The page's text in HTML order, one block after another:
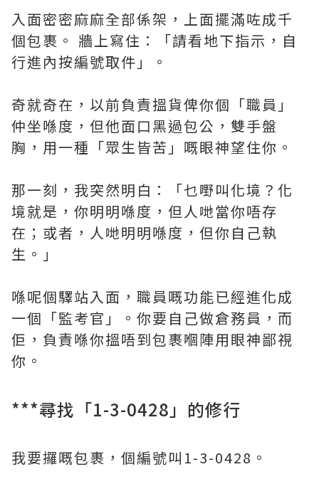
入面密密麻麻全部係架，上面擺滿咗成千
個包裹。 牆上寫住：「請看地下指示，自
行進內按編號取件」。
奇就奇在，以前負責搵貨俾你個「職員」
仲坐喺度，但他面口黑過包公，雙手盤
胸，用一種「眾生皆苦」嘅眼神望住你。
那一刻，我突然明白：「乜嘢叫化境？化
境就是，你明明喺度，但人哋當你唔存
在；或者，人哋明明喺度，但你自己執
生。」
喺呢個驛站入面，職員嘅功能已經進化成
一個「監考官」。你要自己做倉務員，而
佢，負責喺你搵唔到包裹嗰陣用眼神鄙視
你。
***尋找「1-3-0428」的修行
我要攞嘅包裹，個編號叫1-3-0428。